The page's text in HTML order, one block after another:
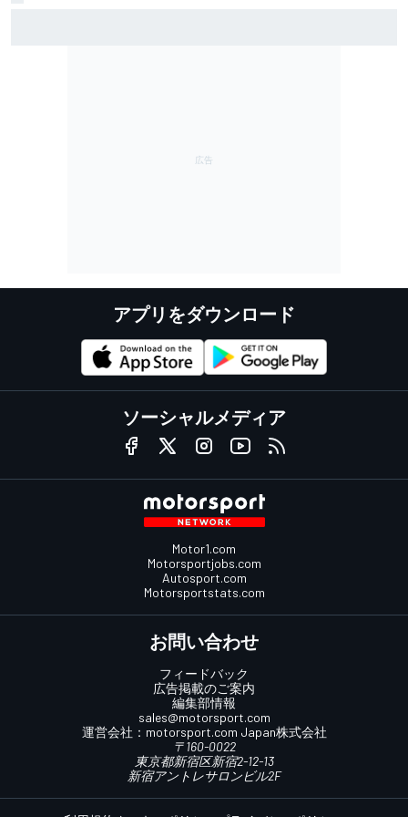
アプリをダウンロード
ソーシャルメディア
Motor1.com
Motorsportjobs.com
Autosport.com
Motorsportstats.com
お問い合わせ
フィードバック
広告掲載のご案内
編集部情報
sales@motorsport.com
運営会社： motorsport.com Japan株式会社
〒160-0022
東京都新宿区新宿2-12-13
新宿アントレサロンビル2F